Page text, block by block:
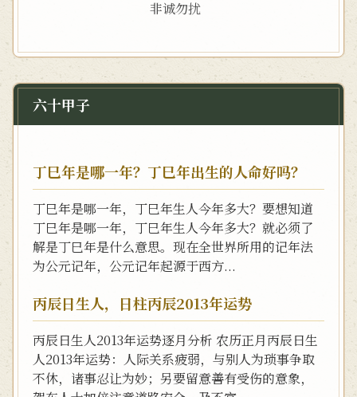
非诚勿扰
六十甲子
丁巳年是哪一年？丁巳年出生的人命好吗？
丁巳年是哪一年，丁巳年生人今年多大？要想知道
丁巳年是哪一年，丁巳年生人今年多大？就必须了
解是丁巳年是什么意思。现在全世界所用的记年法
为公元记年，公元记年起源于西方...
丙辰日生人，日柱丙辰2013年运势
丙辰日生人2013年运势逐月分析 农历正月丙辰日生
人2013年运势：人际关系疲弱，与别人为琐事争取
不休，诸事忍让为妙；另要留意善有受伤的意象，